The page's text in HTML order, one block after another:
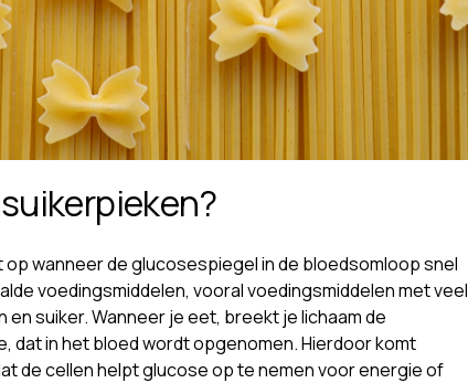
wanneer de glucosespiegel in de bloedsomloop snel
voedingsmiddelen, vooral voedingsmiddelen met veel
suiker. Wanneer je eet, breekt je lichaam de
dat in het bloed wordt opgenomen. Hierdoor komt
de cellen helpt glucose op te nemen voor energie of